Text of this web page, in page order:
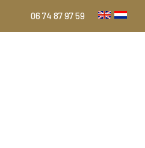
06 74 87 97 59